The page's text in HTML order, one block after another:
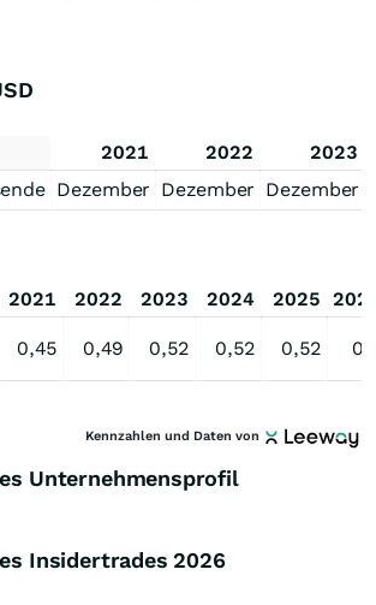
2021 2022
2023
Dezember Dezember Dezember
2021 2022 2023 2024 2025
0,45 0,49 0,52 0,52 0,52
Kennzahlen und Daten von
Unternehmensprofil
Insidertrades 2026